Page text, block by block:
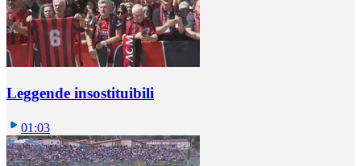
Leggende insostituibili
01:03